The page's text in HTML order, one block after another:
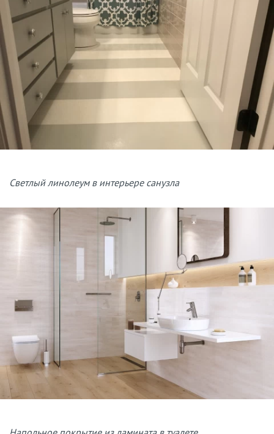
Светлый линолеум в интерьере санузла